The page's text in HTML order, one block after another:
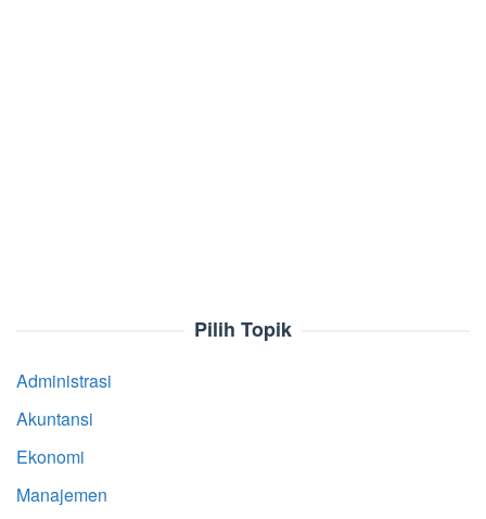
Pilih Topik
Administrasi
Akuntansi
Ekonomi
Manajemen